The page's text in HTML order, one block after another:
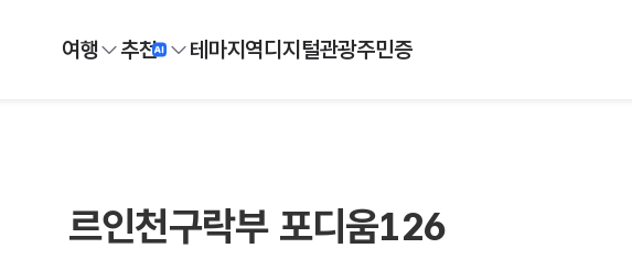
여행 추천 테마지역디지털관광주민증
르인천구락부 포디움126